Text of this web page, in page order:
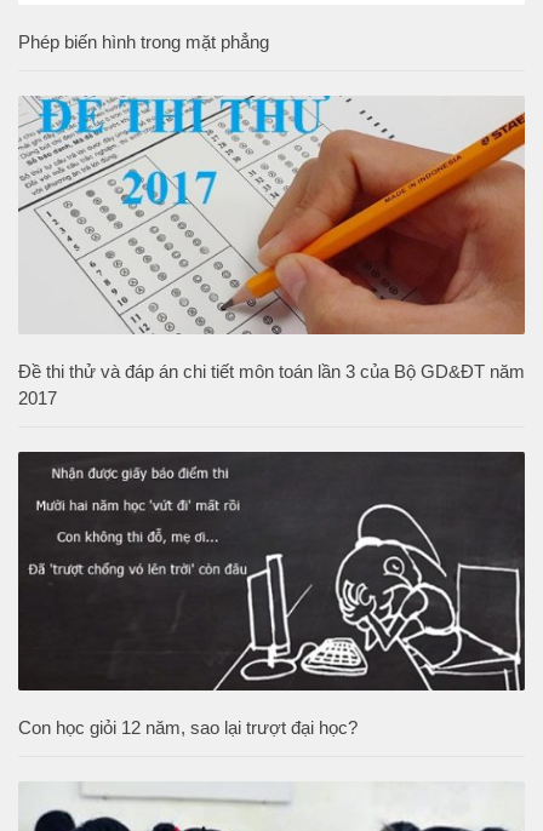
Phép biến hình trong mặt phẳng
Đề thi thử và đáp án chi tiết môn toán lần 3 của Bộ GD&ĐT năm
2017
Con học giỏi 12 năm, sao lại trượt đại học?